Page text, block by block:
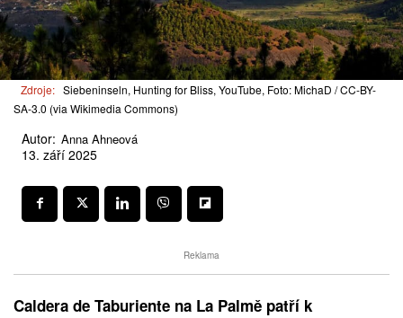
Zdroje: Siebeninseln, Hunting for Bliss, YouTube, Foto: MichaD / CC-BY-
SA-3.0 (via Wikimedia Commons)
Autor: Anna Ahneová
13. září 2025
Reklama
Caldera de Taburiente na La Palmě patří k